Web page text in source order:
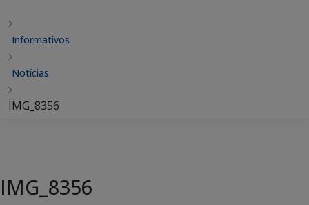
Informativos
Notícias
IMG_8356
IMG_8356